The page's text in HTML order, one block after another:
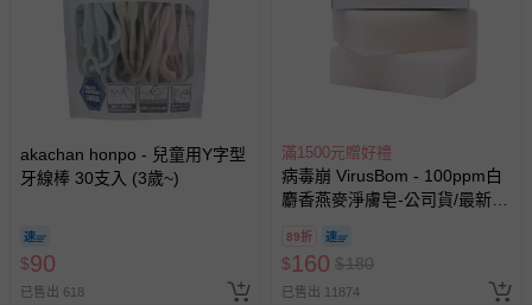
akachan honpo - 兒童用Y字型
牙線棒 30支入 (3歲~)
$90
已售出 618
滿1500元贈好禮
病毒崩 VirusBom - 100ppm白
麝香燕麥淨膚皂-公司貨/最新效
89折
$160 $180
已售出 11874